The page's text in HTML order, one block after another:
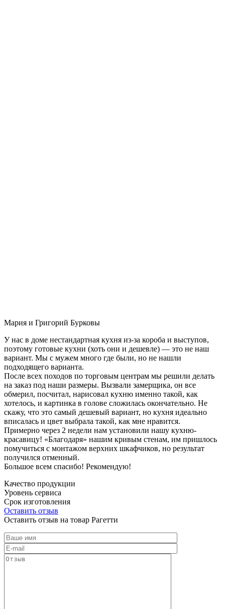
Мария и Григорий Бурковы
У нас в доме нестандартная кухня из-за короба и выступов,
поэтому готовые кухни (хоть они и дешевле) — это не наш
вариант. Мы с мужем много где были, но не нашли
подходящего варианта.
После всех походов по торговым центрам мы решили делать
на заказ под наши размеры. Вызвали замерщика, он все
обмерил, посчитал, нарисовал кухню именно такой, как
хотелось, и картинка в голове сложилась окончательно. Не
скажу, что это самый дешевый вариант, но кухня идеально
вписалась и цвет выбрала такой, как мне нравится.
Примерно через 2 недели нам установили нашу кухню-
красавицу! «Благодаря» нашим кривым стенам, им пришлось
помучиться с монтажом верхних шкафчиков, но результат
получился отменный.
Большое всем спасибо! Рекомендую!
Качество продукции
Уровень сервиса
Срок изготовления
Оставить отзыв
Оставить отзыв на товар Рагетти